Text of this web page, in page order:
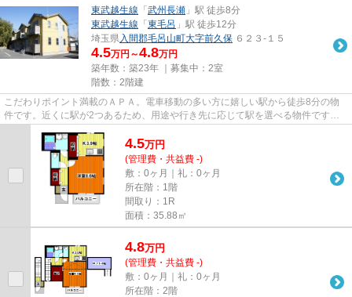
東武越生線 「 武州長瀬 」駅 徒歩8分
東武越生線 「 東毛呂 」駅 徒歩12分
埼玉県入間郡毛呂山町大字前久保 ６２３-１５
4.5万円～4.8万円
築年数：築23年 ｜募集中： 2室
階数：2階建
こだわりポイント満載のＡＰＡ。電車移動の多い方に嬉しい駅から徒歩8分の物
件です。近くに駅が2つあるため、用途や行き先に応じて駅を選べる物件です。
4.5万円
(管理費・共益費 -)
敷：0ヶ月｜礼：0ヶ月
所在階：1階
間取り：1R
面積：35.88㎡
4.8万円
(管理費・共益費 -)
敷：0ヶ月｜礼：0ヶ月
所在階：2階